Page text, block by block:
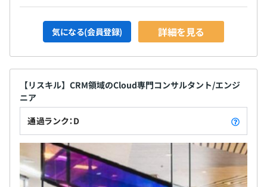
気になる(会員登録) 詳細を見る
【リスキル】CRM領域のCloud専門コンサルタント/エンジ
ニア
通過ランク：D